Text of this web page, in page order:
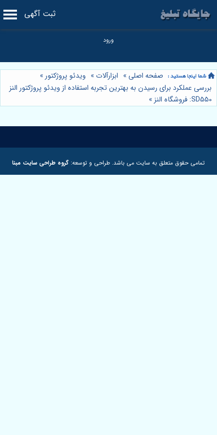
ثبت آگهی
صفحه اصلی » ابزارآلات » ویدئو پروژکتور»
بررسی عملکرد برای رسیدن به بهترین تجربه استفاده از ویدئو پروژکتور النز
SD550: فروشگاه النز
»
تمامی حقوق متعلق به سایت می باشد. طراحی و توسعه: گروه طراحی سایت مبنا